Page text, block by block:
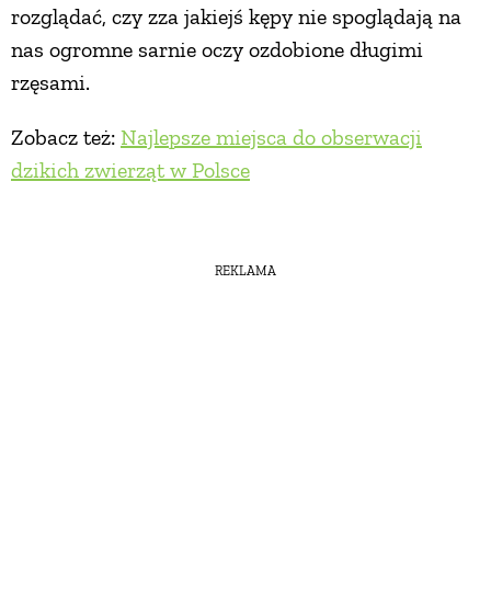
rozglądać, czy zza jakiejś kępy nie spoglądają na
nas ogromne sarnie oczy ozdobione długimi
rzęsami.
Zobacz też: Najlepsze miejsca do obserwacji
dzikich zwierząt w Polsce
REKLAMA